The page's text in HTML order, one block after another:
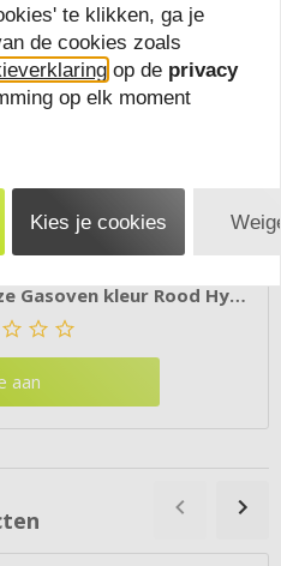
Alfa Pizza Moderno 5 Pizze Gasoven kleur Rood Hybride
aan
te klikken, ga je
de cookies zoals
op de privacy
op elk moment
Kies je cookies